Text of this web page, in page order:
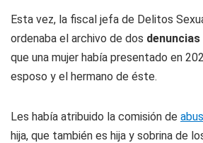
Esta vez, la fiscal jefa de Delitos
ordenaba el archivo de dos denuncias
que una mujer había presentado en
esposo y el hermano de éste.
Les había atribuido la comisión de
hija, que también es hija y sobrina de